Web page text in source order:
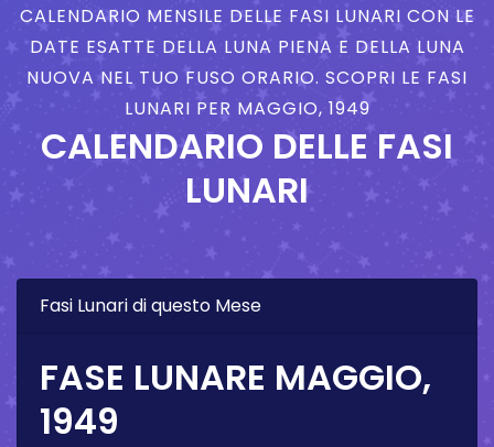
CALENDARIO MENSILE DELLE FASI LUNARI CON LE
DATE ESATTE DELLA LUNA PIENA E DELLA LUNA
NUOVA NEL TUO FUSO ORARIO. SCOPRI LE FASI
LUNARI PER MAGGIO, 1949
CALENDARIO DELLE FASI
LUNARI
Fasi Lunari di questo Mese
FASE LUNARE MAGGIO,
1949